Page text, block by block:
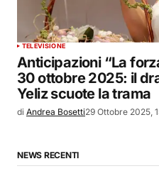
TELEVISIONE
Anticipazioni “La
30 ottobre 2025: il
Yeliz scuote la trama
di Andrea Bosetti29 Ottobre 2025,
NEWS RECENTI